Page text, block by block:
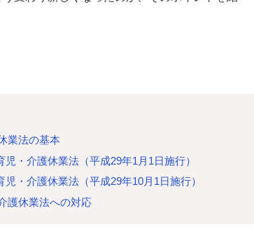
業法の基本
児・介護休業法（平成29年1月1日施行）
児・介護休業法（平成29年10月1日施行）
護休業法への対応